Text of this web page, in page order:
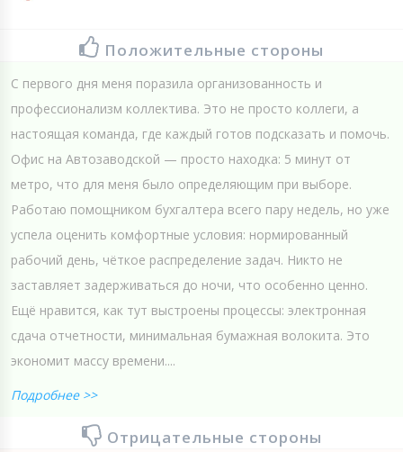
Положительные стороны
С первого дня меня поразила организованность и
профессионализм коллектива. Это не просто коллеги, а
настоящая команда, где каждый готов подсказать и помочь.
Офис на Автозаводской — просто находка: 5 минут от
метро, что для меня было определяющим при выборе.
Работаю помощником бухгалтера всего пару недель, но уже
успела оценить комфортные условия: нормированный
рабочий день, чёткое распределение задач. Никто не
заставляет задерживаться до ночи, что особенно ценно.
Ещё нравится, как тут выстроены процессы: электронная
сдача отчетности, минимальная бумажная волокита. Это
экономит массу времени....
Подробнее >>
Отрицательные стороны